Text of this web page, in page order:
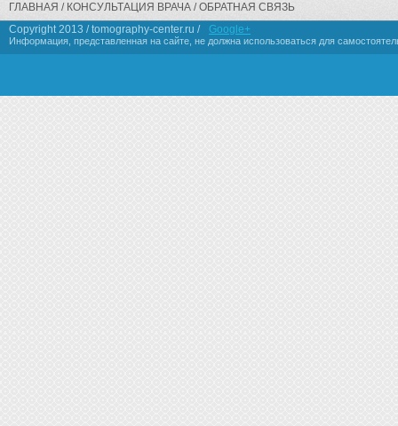
ГЛАВНАЯ КОНСУЛЬТАЦИЯ ВРАЧА
ОБРАТНАЯ СВЯЗЬ
Copyright 2013 / tomography-center.ru /
Google+
Информация, представленная на сайте, не должна использоваться для